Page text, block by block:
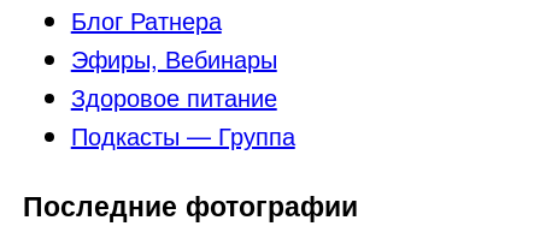
Блог Ратнера
Эфиры, Вебинары
Здоровое питание
Подкасты — Группа
Последние фотографии